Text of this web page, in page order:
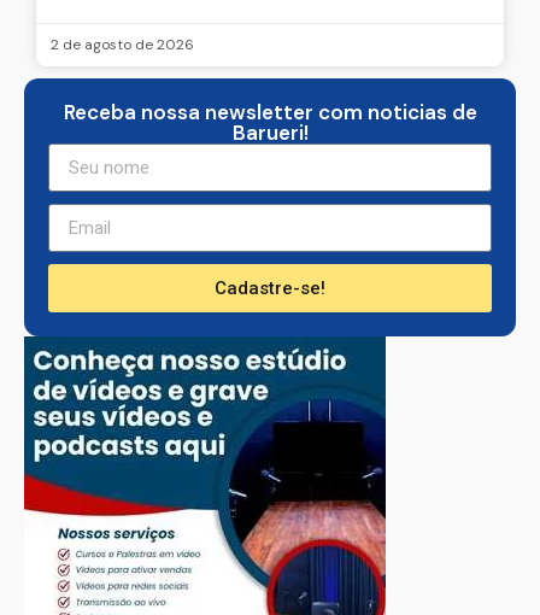
2 de agosto de 2026
Receba nossa newsletter com noticias de
Barueri!
Cadastre-se!